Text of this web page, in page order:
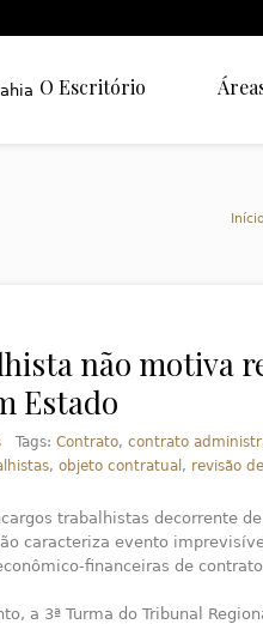
O Escritório
Início
não motiva
Estado
Tags: Contrato, contrato
, objeto contratual , revisão
trabalhistas decorrente
caracteriza evento
financeiras de
a 3ª Turma do Tribunal